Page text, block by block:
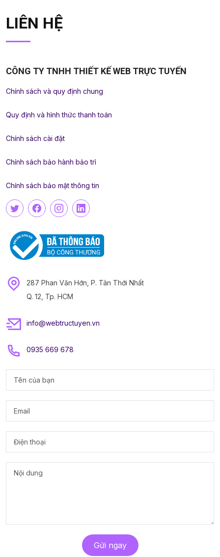
LIÊN HỆ
CÔNG TY TNHH THIẾT KẾ WEB TRỰC TUYẾN
Chính sách và quy định chung
Quy định và hình thức thanh toán
Chính sách cài đặt
Chính sách bảo hành bảo trì
Chính sách bảo mật thông tin
287 Phan Văn Hớn, P. Tân Thới Nhất
Q. 12, Tp. HCM
info@webtructuyen.vn
0935 669 678
Gửi ngay